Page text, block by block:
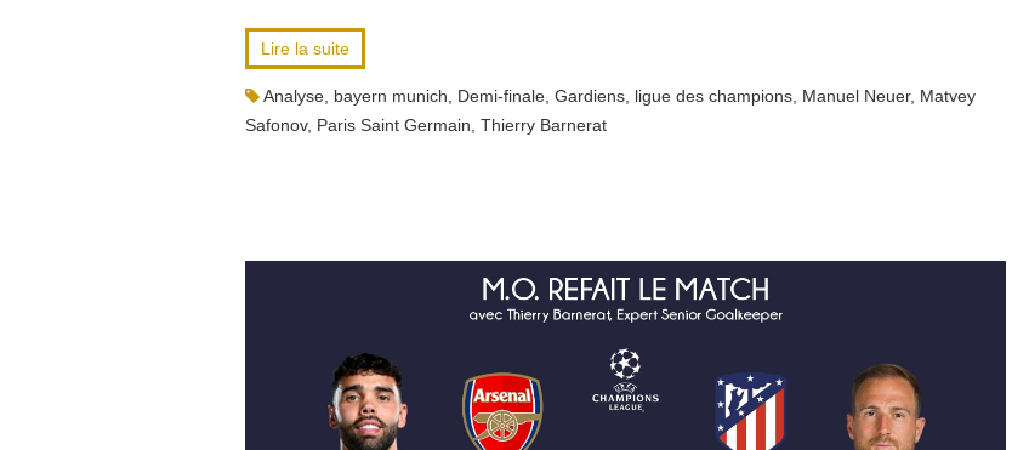
Lire la suite
Analyse bayern munich Demi-finale Gardiens ligue des champions Manuel Neuer, Matvey
Safonov, Paris Saint Germain Thierry Barnerat